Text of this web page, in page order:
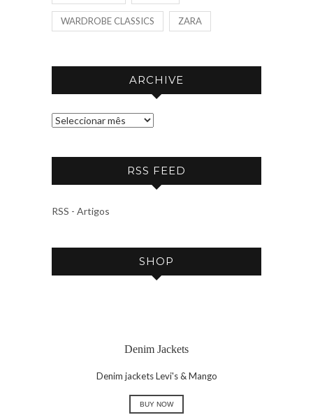
WARDROBE CLASSICS ZARA
ARCHIVE
A
C
V
RSS FEED
RSS - Artigos
SHOP
Denim Jackets
Denim jackets Levi's & Mango
BUY NOW